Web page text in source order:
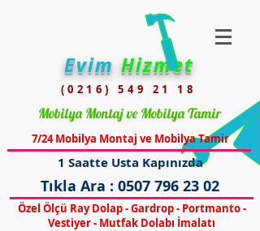
EvimHizmet
(0216) 549 21 18
Mobilya Montaj ve Mobilya Tamir
7/24 Mobilya Montaj ve Mobilya Tamir
1 Saatte Usta Kapınızda
Tıkla Ara : 0507 796 23 02
Özel Ölçü Ray Dolap - Gardrop - Portmanto -
Vestiyer - Mutfak Dolabı İmalatı